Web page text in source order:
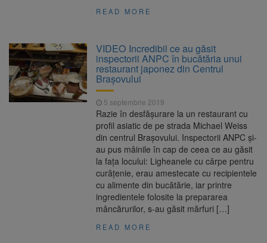
READ MORE
VIDEO Incredibil ce au găsit
inspectorii ANPC în bucătăria unui
restaurant japonez din Centrul
Brașovului
5 septembrie 2019
Razie în desfășurare la un restaurant cu
profil asiatic de pe strada Michael Weiss
din centrul Brașovului. Inspectorii ANPC și-
au pus mâinile în cap de ceea ce au găsit
la fața locului: Ligheanele cu cârpe pentru
curățenie, erau amestecate cu recipientele
cu alimente din bucătărie, iar printre
ingredientele folosite la prepararea
mâncărurilor, s-au găsit mărfuri […]
READ MORE